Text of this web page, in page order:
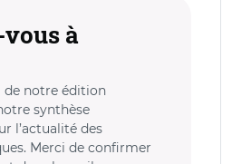
à
de notre édition
synthèse
l’actualité des
Merci de confirmer